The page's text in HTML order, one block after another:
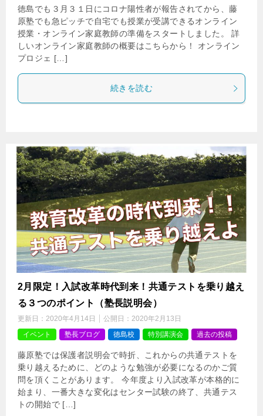
徳島でも３月３１日にコロナ陽性者が報告されてから、藤
原塾でも急ピッチで自宅でも授業が受講できるオンライン
授業・オンライン家庭教師の準備をスタートしました。 詳
しいオンライン家庭教師の概要はこちらから！ オンライン
プロジェ […]
続きを読む
2月限定！入試改革時代到来！共通テストを乗り越え
る３つのポイント（塾長説明会）
更新日： 2020年4月14日 公開日： 2020年2月13日
イベント
塾長ブログ 徳島校 特別講演会 過去の投稿
藤原塾では保護者説明会で時折、これからの共通テストを
乗り越えるために、どのような勉強が必要になるのかご質
問を頂くことがあります。 今年度より入試改革が本格的に
始まり、一番大きな変化はセンター試験の終了、共通テス
トの開始で […]